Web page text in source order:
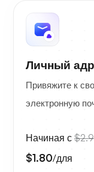
Личный
Привяжите к
электронную
Начиная с
$1.80/для